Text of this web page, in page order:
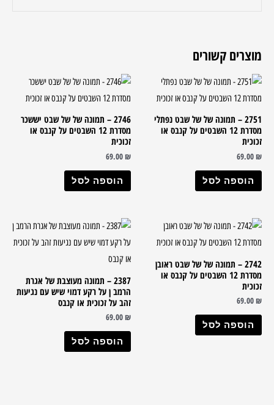
מוצרים קשורים
2751 – תמונה של של שבט נפתלי
מסדרת 12 השבטים על קנבס או
זכוכית
69.00₪
הוספה לסל
2746 – תמונה של של שבט יששכר
מסדרת 12 השבטים על קנבס או
זכוכית
69.00₪
הוספה לסל
2742 – תמונה של של שבט ראובן
מסדרת 12 השבטים על קנבס או
זכוכית
69.00₪
הוספה לסל
2387 – תמונה מעוצבת של אגרת
הרמב ן על רקע דמוי שיש עם נגיעות
זהב על זכוכית או קנבס
69.00₪
הוספה לסל